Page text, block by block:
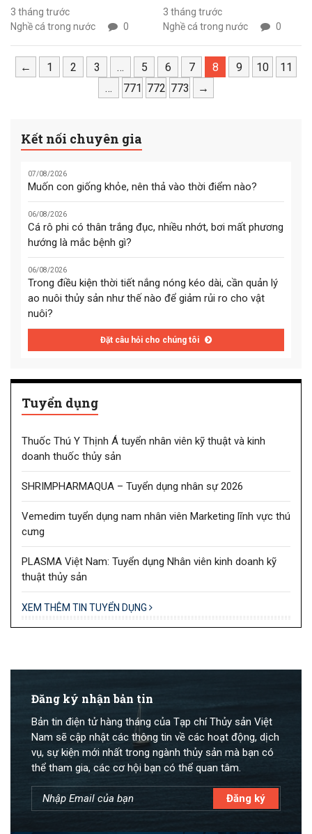
Chính phủ Lê Tiến Châu chủ
trì cuộc họp về dự thảo Nghị
định quy định xử phạt vi
phạm hành chính trong lĩnh
3 tháng trước
Nghề cá trong nước
0
tăng tỷ lệ sống của sò
giống, rút ngắn thời gian nuôi
và nâng số vụ trong năm.
3 tháng trước
Nghề cá trong nước
0
← 1 2 3 … 5 6 7 8 9 10
11
…
771 772 773 →
Kết nối chuyên gia
07/08/2026
Muốn con giống khỏe, nên thả vào thời điểm nào?
06/08/2026
Cá rô phi có thân trắng đục, nhiều nhớt, bơi mất phương
hướng là mắc bệnh gì?
06/08/2026
Trong điều kiện thời tiết nắng nóng kéo dài, cần quản lý
ao nuôi thủy sản như thế nào để giảm rủi ro cho vật
nuôi?
Đặt câu hỏi cho chúng tôi
Tuyển dụng
Thuốc Thú Y Thịnh Á tuyển nhân viên kỹ thuật và kinh
doanh thuốc thủy sản
SHRIMPHARMAQUA – Tuyển dụng nhân sự 2026
Vemedim tuyển dụng nam nhân viên Marketing lĩnh vực thú
cưng
PLASMA Việt Nam: Tuyển dụng Nhân viên kinh doanh kỹ
thuật thủy sản
XEM THÊM TIN TUYỂN DỤNG
Đăng ký nhận bản tin
Bản tin điện tử hàng tháng của Tạp chí Thủy sản Việt
Nam sẽ cập nhật các thông tin về các hoạt động, dịch
vụ, sự kiện mới nhất trong ngành thủy sản mà bạn có
thể tham gia, các cơ hội bạn có thể quan tâm.